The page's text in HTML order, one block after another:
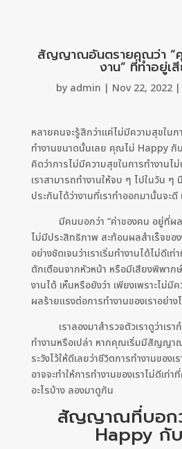
สัญญาณอันตรายคุณว่า “
งาน” ที่ทำอยู่เ
by admin | Nov 22, 2022 |
หลายคนจะรู้สึกว่าแค่ไม่มีความสุขในก
ทำงานขนาดนั้นเลย คุณไม่ Happy กับ
คิดว่าการไม่มีความสุขในการทำงานไ
เราสามารถทำงานให้จบ ๆ ไปในวัน ๆ
ประกันได้ว่างานที่เราทำออกมานั้นจะ
มีคนบอกว่า “ค่าของคน อยู่ที่ผลข
ไม่มีประสิทธิภาพ สะท้อนผลสำเร็จของ
อย่างชัดเจนว่าเราเริ่มทำงานได้ไม่ดีเ
ตักเตือนจากหัวหน้า หรือมีเสียงพิพาก
งานได้ เห็นหรือยังว่า เพียงเพราะไม่มี
ผลร้ายแรงต่อการทำงานของเราอย่าง
เราลองมาสำรวจตัวเราดูว่าเรา
ทำงานหรือเปล่า หากคุณเริ่มมีสัญญา
ระวังไว้ให้ดีเลยว่าชีวิตการทำงานของ
อาจจะทำให้การทำงานของเราไม่ดีเ
อะไรบ้าง ลองมาดูกัน
สัญญาณที่บอก
Happy กั